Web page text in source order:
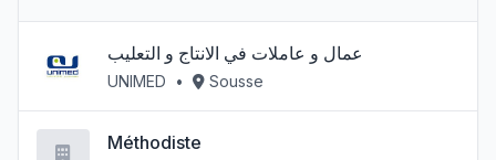
عمال و عاملات في الانتاج و التعليب
UNIMED • Sousse
Méthodiste